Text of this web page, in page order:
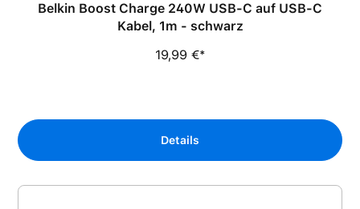
Belkin Boost Charge 240W USB-C auf USB-C
Kabel, 1m - schwarz
19,99 €*
Details